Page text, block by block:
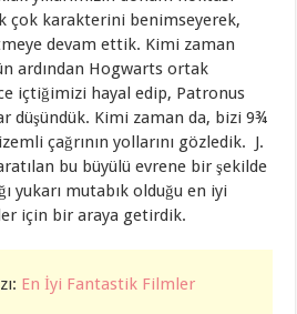
çok karakterini benimseyerek,
devam ettik. Kimi zaman
ardından Hogwarts ortak
içtiğimizi hayal edip, Patronus
düşündük. Kimi zaman da, bizi 9¾
çağrının yollarını gözledik. J.
bu büyülü evrene bir şekilde
yukarı mutabık olduğu en iyi
için bir araya getirdik.
En İyi Fantastik Filmler